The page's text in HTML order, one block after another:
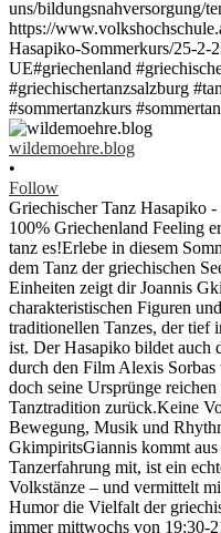
wildemoehre.blog
•
Follow
Griechischer Tanz Hasapiko
100% Griechenland Feeling
tanz es!Erlebe in diesem
dem Tanz der griechischen
Einheiten zeigt dir Joannis
charakteristischen Figuren
traditionellen Tanzes, der tief
ist. Der Hasapiko bildet auch
durch den Film Alexis
doch seine Ursprünge
Tanztradition zurück.Keine
Bewegung, Musik und
GkimpiritsGiannis kommt
Tanzerfahrung mit, ist ein
Volkstänze – und vermittelt
Humor die Vielfalt der
immer mittwochs von 19:30-